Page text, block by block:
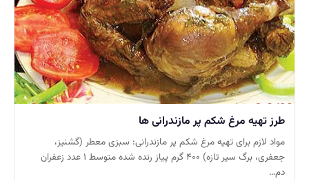
طرز تهیه مرغ شکم پر مازندرانی ها
مواد لازم برای تهیه مرغ شکم پر مازندرانی: سبزی معطر (گشنیز،
جعفری، برگ سیر تازه) ۴۰۰ گرم پیاز رنده شده متوسط ۱ عدد زعفران
دم…